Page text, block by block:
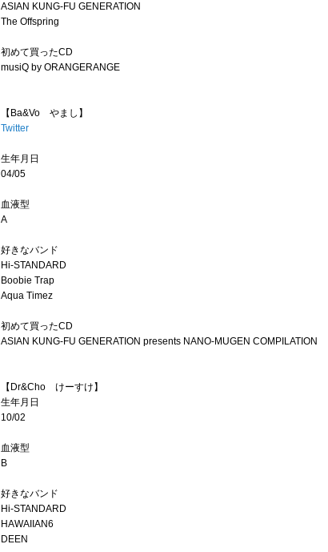
ASIAN KUNG-FU GENERATION
The Offspring
初めて買ったCD
musiQ by ORANGERANGE
【Ba&Vo やまし】
Twitter
生年月日
04/05
血液型
A
好きなバンド
Hi-STANDARD
Boobie Trap
Aqua Timez
初めて買ったCD
ASIAN KUNG-FU GENERATION presents NANO-MUGEN COMPILATION
【Dr&Cho けーすけ】
生年月日
10/02
血液型
B
好きなバンド
Hi-STANDARD
HAWAIIAN6
DEEN